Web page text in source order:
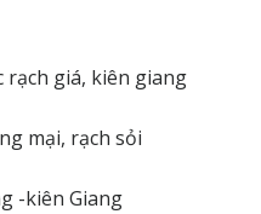
rạch giá, kiên giang
mại, rạch sỏi
-kiên Giang